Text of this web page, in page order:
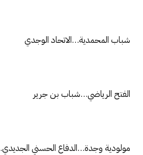
شباب المحمدية…الاتحاد الوجدي
الفتح الرياضي…شباب بن جرير
مولودية وجدة…الدفاع الحسني الجديدي.